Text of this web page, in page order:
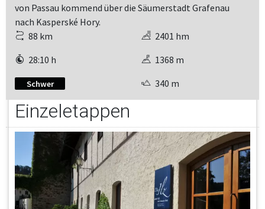
von Passau kommend über die Säumerstadt Grafenau
nach Kasperské Hory.
88 km
28:10 h
Schwer
2401 hm
1368 m
340 m
Einzeletappen